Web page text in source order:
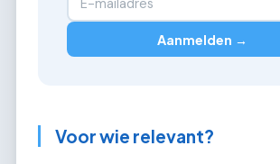
Aanmelden →
Voor wie relevant?